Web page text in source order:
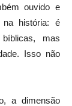
ouvido e
história: é
mas
Isso não
a dimensão